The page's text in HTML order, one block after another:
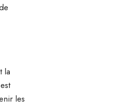
la
les